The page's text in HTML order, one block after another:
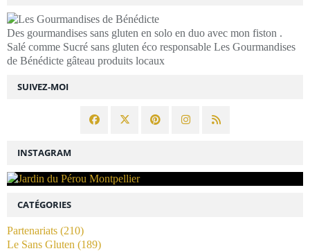
SUIVEZ-MOI
Des gourmandises sans gluten en solo en duo avec mon fiston .
Salé comme Sucré sans gluten éco responsable Les Gourmandises
de Bénédicte gâteau produits locaux
INSTAGRAM
CATÉGORIES
Partenariats (210)
Le Sans Gluten (189)